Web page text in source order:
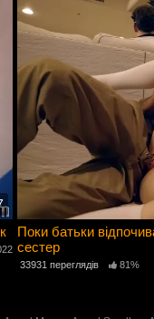
Поки батьки
сестер
33931 переглядів 81%